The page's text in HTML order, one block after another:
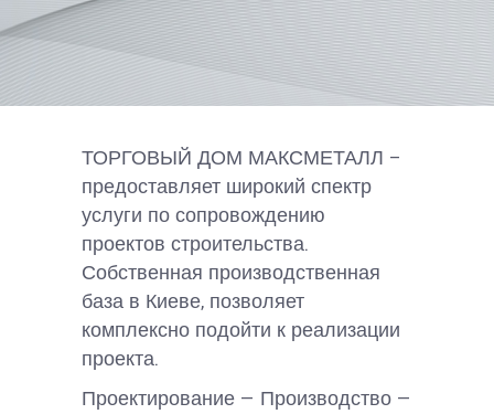
ТОРГОВЫЙ ДОМ МАКСМЕТАЛЛ –
предоставляет широкий спектр
услуги по сопровождению
проектов строительства.
Собственная производственная
база в Киеве, позволяет
комплексно подойти к реализации
проекта.
Проектирование — Производство —